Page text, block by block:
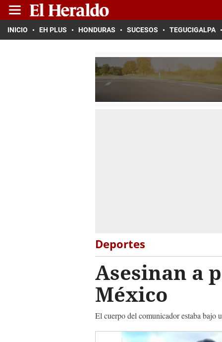
INICIO EH PLUS HONDURAS SUCESOS TEGUCIGALPA
Deportes
Asesinan a
México
El cuerpo del comunicador estaba bajo